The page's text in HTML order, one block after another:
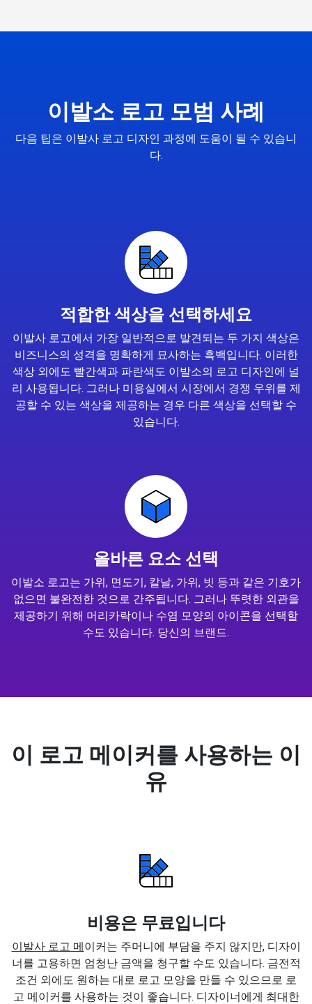
이발소 로고 모범 사례
다음 팁은 이발사 로고 디자인 과정에 도움이 될 수 있습니
다.
적합한 색상을 선택하세요
이발사 로고에서 가장 일반적으로 발견되는 두 가지 색상은
비즈니스의 성격을 명확하게 묘사하는 흑백입니다. 이러한
색상 외에도 빨간색과 파란색도 이발소의 로고 디자인에 널
리 사용됩니다. 그러나 미용실에서 시장에서 경쟁 우위를 제
공할 수 있는 색상을 제공하는 경우 다른 색상을 선택할 수
있습니다.
올바른 요소 선택
이발소 로고는 가위, 면도기, 칼날, 가위, 빗 등과 같은 기호가
없으면 불완전한 것으로 간주됩니다. 그러나 뚜렷한 외관을
제공하기 위해 머리카락이나 수염 모양의 아이콘을 선택할
수도 있습니다. 당신의 브랜드.
이 로고 메이커를 사용하는 이
유
비용은 무료입니다
이발사 로고 메이커는 주머니에 부담을 주지 않지만, 디자이
너를 고용하면 엄청난 금액을 청구할 수도 있습니다. 금전적
조건 외에도 원하는 대로 로고 모양을 만들 수 있으므로 로
고 메이커를 사용하는 것이 좋습니다. 디자이너에게 최대한